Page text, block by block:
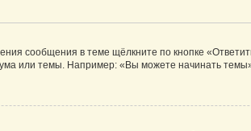
сообщения в теме щёлкните по кнопке
или темы. Например: «Вы можете начинать